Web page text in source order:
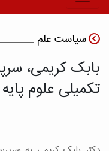
سیاست علم
بابک کریمی،
تکمیلی علوم